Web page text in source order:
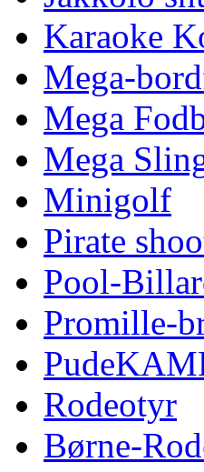
Karaoke
Mega-
Mega
Mega
Minigolf
Pirate
Pool-
Promille-
Rodeotyr
Børne-